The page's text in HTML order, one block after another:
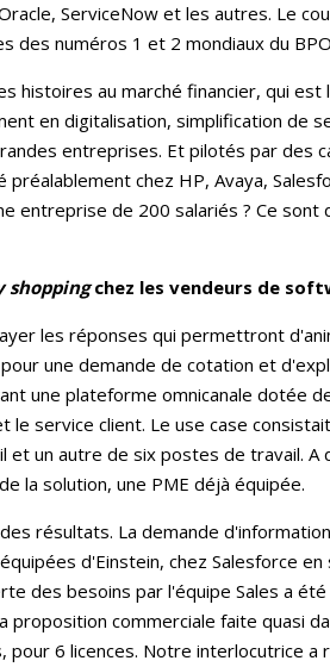
ServiceNow et les autres. Le
des numéros 1 et 2 mondiaux du
au marché financier, qui est
en digitalisation, simplification de
entreprises. Et pilotés par des
chez HP, Avaya,
entreprise de 200 salariés ? Ce
shoppingchez les vendeurs de
les réponses qui permettront
une demande de cotation et
une plateforme omnicanale dotée
le service client. Le use case
et un autre de six postes de travail. A
la solution, une PME déjà équipée.
résultats. La demande
d'Einstein, chez Salesforce
des besoins par l'équipe Sales a
proposition commerciale faite quasi
pour 6 licences. Notre interlocutrice a